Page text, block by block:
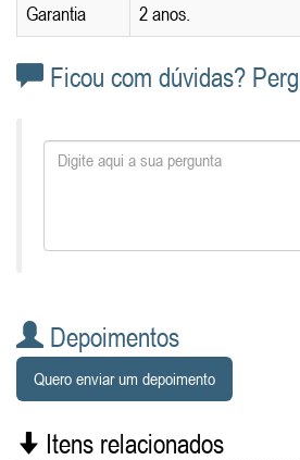
Garantia
2 anos.
Ficou com dúvidas?
Depoimentos
Quero enviar um depoimento
Itens relacionados